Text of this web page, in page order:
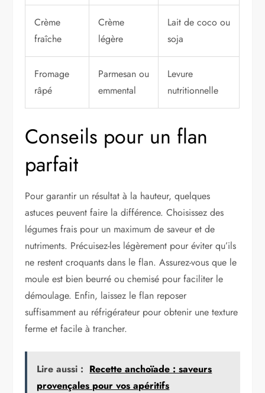
Crème
fraîche
Crème
légère
Lait de coco ou
soja
Fromage
râpé
Parmesan ou
emmental
Levure
nutritionnelle
Conseils pour un flan
parfait
Pour garantir un résultat à la hauteur, quelques
astuces peuvent faire la différence. Choisissez des
légumes frais pour un maximum de saveur et de
nutriments. Précuisez-les légèrement pour éviter qu’ils
ne restent croquants dans le flan. Assurez-vous que le
moule est bien beurré ou chemisé pour faciliter le
démoulage. Enfin, laissez le flan reposer
suffisamment au réfrigérateur pour obtenir une texture
ferme et facile à trancher.
Lire aussi : Recette anchoïade : saveurs
provençales pour vos apéritifs